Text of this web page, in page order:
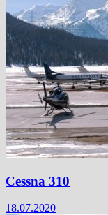
Cessna 310
18.07.2020